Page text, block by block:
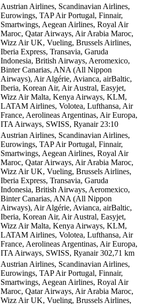
Austrian Airlines, Scandinavian Airlines,
Eurowings, TAP Air Portugal, Finnair,
Smartwings, Aegean Airlines, Royal Air
Maroc, Qatar Airways, Air Arabia Maroc,
Wizz Air UK, Vueling, Brussels Airlines,
Iberia Express, Transavia, Garuda
Indonesia, British Airways, Aeromexico,
Binter Canarias, ANA (All Nippon
Airways), Air Algérie, Avianca, airBaltic,
Iberia, Korean Air, Air Austral, Easyjet,
Wizz Air Malta, Kenya Airways, KLM,
LATAM Airlines, Volotea, Lufthansa, Air
France, Aerolineas Argentinas, Air Europa,
ITA Airways, SWISS, Ryanair 23:10
Austrian Airlines, Scandinavian Airlines,
Eurowings, TAP Air Portugal, Finnair,
Smartwings, Aegean Airlines, Royal Air
Maroc, Qatar Airways, Air Arabia Maroc,
Wizz Air UK, Vueling, Brussels Airlines,
Iberia Express, Transavia, Garuda
Indonesia, British Airways, Aeromexico,
Binter Canarias, ANA (All Nippon
Airways), Air Algérie, Avianca, airBaltic,
Iberia, Korean Air, Air Austral, Easyjet,
Wizz Air Malta, Kenya Airways, KLM,
LATAM Airlines, Volotea, Lufthansa, Air
France, Aerolineas Argentinas, Air Europa,
ITA Airways, SWISS, Ryanair 302,71 km
Austrian Airlines, Scandinavian Airlines,
Eurowings, TAP Air Portugal, Finnair,
Smartwings, Aegean Airlines, Royal Air
Maroc, Qatar Airways, Air Arabia Maroc,
Wizz Air UK, Vueling, Brussels Airlines,